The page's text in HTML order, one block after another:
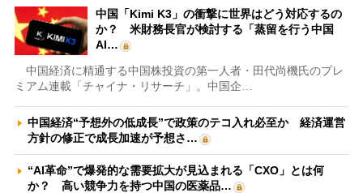
中国「Kimi K3」の衝撃に世界はどう対応するの
か？ 米財務長官が検討する「蒸留を行う中国
AI…
中国経済に精通する中国株投資の第一人者・田代尚機氏のプレ
ミアム連載「チャイナ・リサーチ」。中国企…
中国経済“予想外の低成長”で政策のテコ入れ必至か 経済運営
方針の修正で成長加速が予想さ…
“AI革命”で爆発的な需要拡大が見込まれる「CXO」とは何
か？ 高い競争力を持つ中国の医薬品…